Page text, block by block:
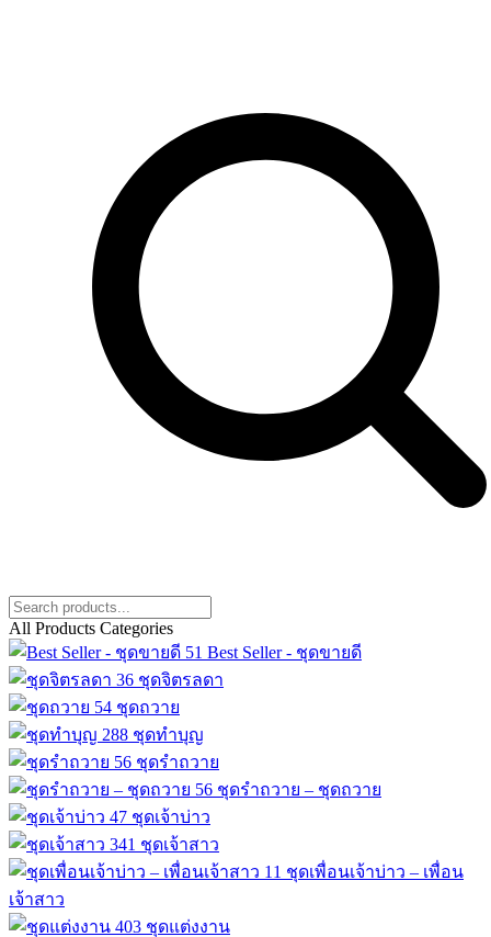
All Products Categories
51 Best Seller - ชุดขายดี
36 ชุดจิตรลดา
54 ชุดถวาย
288 ชุดทำบุญ
56 ชุดรำถวาย
56 ชุดรำถวาย – ชุดถวาย
47 ชุดเจ้าบ่าว
341 ชุดเจ้าสาว
11 ชุดเพื่อนเจ้าบ่าว – เพื่อน
เจ้าสาว
403 ชุดแต่งงาน